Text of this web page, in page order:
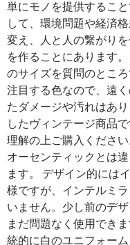
単にモノを提供するこ
して、環境問題や経済
変え、人と人の繋がり
を作ることにあります。
のサイズを質問のとこ
注目する色なので、遠
たダメージや汚れはあ
したヴィンテージ商品
理解の上ご購入くださ
オーセンティックとは
ます。 デザイン的には
様ですが、インテルミ
いません。少し前のデ
まだ問題なく使用でき
統的に白のユニフォー